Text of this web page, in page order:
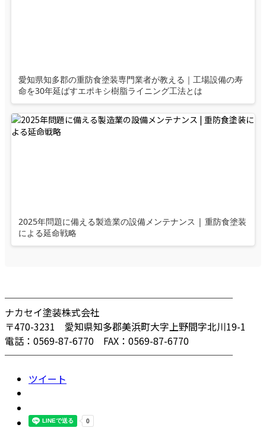
愛知県知多郡の重防食塗装専門業者が教える｜工場設備の寿
命を30年延ばすエポキシ樹脂ライニング工法とは
2025年問題に備える製造業の設備メンテナンス | 重防食塗装
による延命戦略
────────────────────────
ナカセイ塗装株式会社
〒470-3231 愛知県知多郡美浜町大字上野間字北川19-1
電話：0569-87-6770 FAX：0569-87-6770
────────────────────────
ツイート